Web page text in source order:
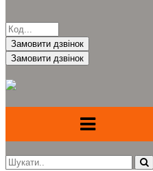
Замовити дзвінок